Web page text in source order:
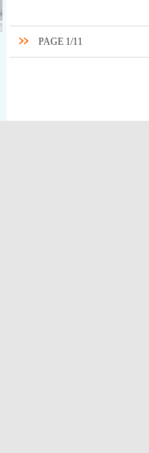
PAGE 1/11